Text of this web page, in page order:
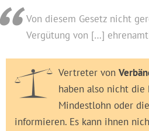
Von diesem Gesetz nicht
Vergütung von […]
Vertreter von
haben also nicht
Mindestlohn oder
informieren. Es kann ihnen